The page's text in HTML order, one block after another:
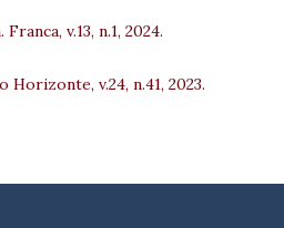
v.13, n.1, 2024.
v.24, n.41, 2023.